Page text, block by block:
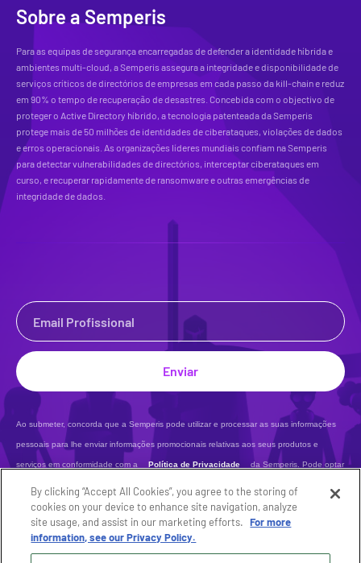
Sobre a Semperis
Para as equipas de segurança encarregadas de defender a identidade híbrida e
ambientes multi-cloud, a Semperis assegura a integridade e disponibilidade de
serviços críticos de directórios de empresas em cada passo da kill-chain e reduz
em 90% o tempo de recuperação de desastres. Concebida com o objectivo de
proteger o Active Directory híbrido, a tecnologia patenteada da Semperis
protege mais de 50 milhões de identidades de ciberataques, violações de dados
e erros operacionais. As organizações líderes mundiais confiam na Semperis
para detectar vulnerabilidades de directórios, interceptar ciberataques em
curso, e recuperar rapidamente de ransomware e outras emergências de
integridade de dados.
Ao submeter, concorda que a Semperis pode utilizar e processar as suas informações
pessoais para lhe enviar informações promocionais relativas aos seus produtos e
serviços em conformidade com a Política de Privacidade da Semperis. Pode optar
This site is protected by reCAPTCHA.
Enviar
By clicking “Accept All Cookies”, you agree to the storing of
cookies on your device to enhance site navigation, analyze
site usage, and assist in our marketing efforts. For more
information, see our Privacy Policy.